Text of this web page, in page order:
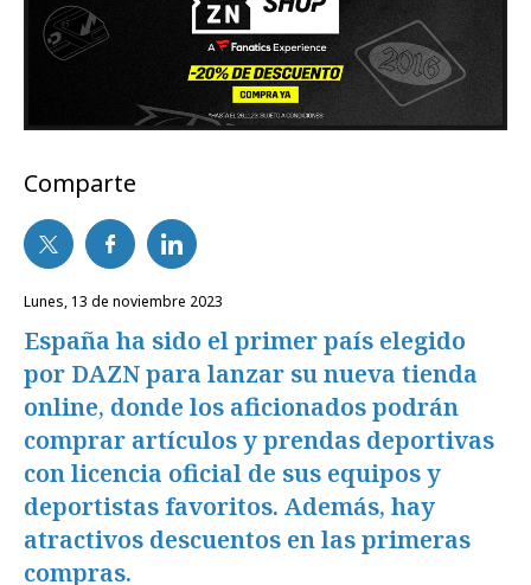
Comparte
lunes, 13 de noviembre 2023
España ha sido el primer país elegido
por DAZN para lanzar su nueva tienda
online, donde los aficionados podrán
comprar artículos y prendas deportivas
con licencia oficial de sus equipos y
deportistas favoritos. Además, hay
atractivos descuentos en las primeras
compras.